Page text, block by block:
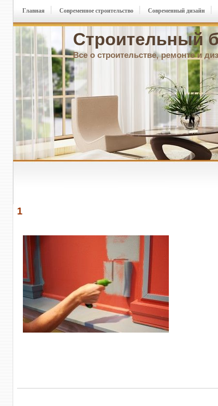
Строительный
Все о строительстве, ремонте и
Главная Современное строительство Современный дизайн
1